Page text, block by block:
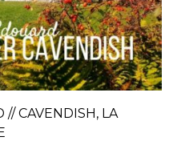
// CAVENDISH, LA